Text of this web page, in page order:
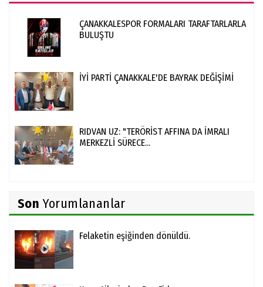
ÇANAKKALESPOR FORMALARI TARAFTARLARLA
BULUŞTU
İYİ PARTİ ÇANAKKALE'DE BAYRAK DEĞİŞİMİ
RIDVAN UZ: "TERÖRİST AFFINA DA İMRALI
MERKEZLİ SÜRECE...
Son Yorumlananlar
Felaketin eşiğinden dönüldü.